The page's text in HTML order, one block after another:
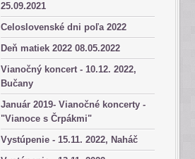
25.09.2021
Celoslovenské dni poľa 2022
Deň matiek 2022 08.05.2022
Vianočný koncert - 10.12. 2022,
Bučany
Január 2019- Vianočné koncerty -
"Vianoce s Črpákmi"
Vystúpenie - 15.11. 2022, Naháč